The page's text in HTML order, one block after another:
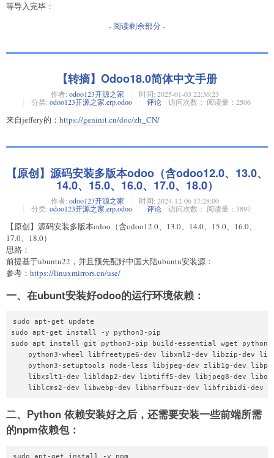
等导入完毕：
- 阅读剩余部分 -
【转摘】Odoo18.0简体中文手册
作者: odoo123开源之家 时间: 2025-01-03 22:36:23
分类: odoo123开源之家,erp,odoo 评论 访问次数： 阅读量：2506
来自jeffery的： https://geninit.cn/doc/zh_CN/
【原创】源码安装多版本odoo（含odoo12.0、13.0、
14.0、15.0、16.0、17.0、18.0）
作者: odoo123开源之家 时间: 2024-12-06 17:28:00
分类: odoo123开源之家 erpodoo 评论 访问次数： 阅读量：3897
【原创】源码安装多版本odoo（含odoo12.0、13.0、14.0、15.0、16.0、
17.0、18.0）
思路：
前提基于ubuntu22，并且预先配好中国大陆ubuntu安装源：
参考： https://linuxmirrors.cn/use/
一、在ubunt安装好odoo的运行环境依赖：
sudo apt-get update
sudo apt-get install -y python3-pip
sudo apt install git python3-pip build-essential wget
python3-wheel libfreetype6-dev libxml2-dev libzip-dev
python3-setuptools node-less libjpeg-dev zlib1g-dev
libxslt1-dev libldap2-dev libtiff5-dev libjpeg8-dev
二、Python 依赖安装好之后，还需要安装一些前端所需
的npm依赖包：